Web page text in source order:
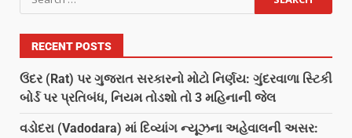
RECENT POSTS
ઉંદર (Rat) પર ગુજરાત સરકારનો મોટો નિર્ણય: ગુંદરવાળા સ્ટિકી
બોર્ડ પર પ્રતિબંધ, નિયમ તોડશો તો 3 મહિનાની જેલ
વડોદરા (Vadodara) માં દિવ્યાંગ ન્યૂઝના અહેવાલની અસર: